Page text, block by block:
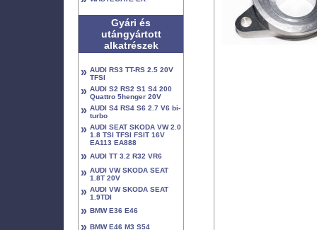
Gyári és
utángyártott
alkatrészek
» AUDI RS3 TT-RS 2.5 20V
TFSI
» AUDI S2 RS2 S1 S4 200
Quattro 5henger 20V
» AUDI S4 RS4 S6 2.7 V6 bi-
turbo
» AUDI SEAT SKODA VW 2.0
1.8 TSI TFSI FSIT 16V
EA113 EA888
» AUDI TT 3.2 R32 VR6
» AUDI VW SKODA SEAT
1.8T 20V
» AUDI VW SKODA SEAT
1.9TDI
» BMW E36 E46
» BMW E46 M3 S54